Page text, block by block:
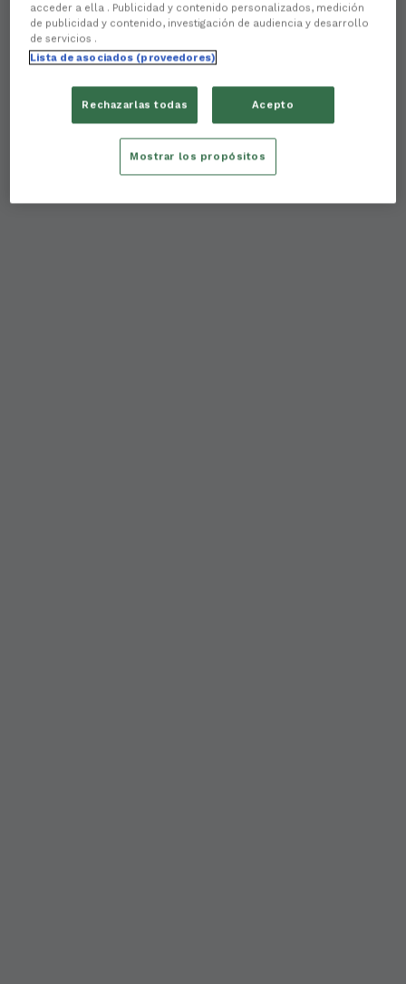
acceder a ella . Publicidad y contenido personalizados, medición
de publicidad y contenido, investigación de audiencia y desarrollo
de servicios .
Lista de asociados (proveedores)
Rechazarlas todas Acepto
Mostrar los propósitos